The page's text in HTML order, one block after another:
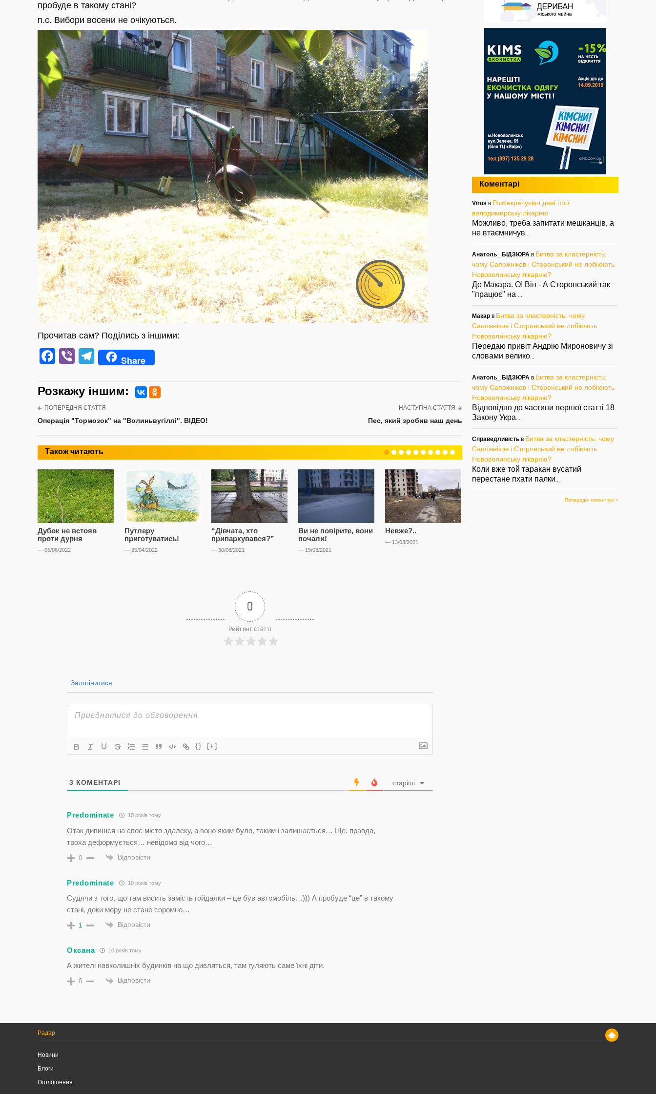
пробуде в такому стані?
п.с. Вибори восени не очікуються.
Прочитав сам? Поділись з іншими:
Facebook
ViberTelegram
Share
Розкажу iншим:
ПОПЕРЕДНЯ СТАТТЯ
Операція "Тормозок" на "Волиньвугіллі". ВІДЕО!
НАСТУПНА СТАТТЯ
Пес, який зробив наш день
Також читають
Дубок не встояв
проти дурня
— 05/06/2022
Путлеру
приготуватись!
— 25/04/2022
“Дівчата, хто
припаркувався?”
— 30/08/2021
Ви не повірите, вони
почали!
— 15/03/2021
Невже?..
— 13/03/2021
0
Рейтинг статті
Залогінитися
{} [+]
3 КОМЕНТАРІ старіші
Predominate 10 років тому
Отак дивишся на своє місто здалеку, а воно яким було, таким і залишається… Ще, правда,
троха деформується… невідомо від чого…
0 Відповісти
Predominate 10 років тому
Судячи з того, що там висить замість гойдалки – це був автомобіль…))) А пробуде “це” в такому
стані, доки меру не стане соромно…
1 Відповісти
Оксана 10 років тому
А жителі навколишніх будинків на що дивляться, там гуляють саме їхні діти.
0 Відповісти
Коментарі
Virus в Розсекречуємо дані про
володимирську лікарню
Можливо, треба запитати мешканців, а
не втаємничув
Анатоль_ БІДЗЮРА в Битва за кластерність:
чому Сапожніков і Сторонський не лобіюють
Нововолинську лікарню?
До Макара. О! Він - А Сторонський так
"працює" на
Макар в Битва за кластерність: чому
Сапожніков і Сторонський не лобіюють
Нововолинську лікарню?
Передаю привіт Андрію Мироновичу зі
словами велико
Анатоль_ БІДЗЮРА в Битва за кластерність:
чому Сапожніков і Сторонський не лобіюють
Нововолинську лікарню?
Відповідно до частини першої статті 18
Закону Укра
Справедливість в Битва за кластерність: чому
Сапожніков і Сторонський не лобіюють
Нововолинську лікарню?
Коли вже той таракан вусатий
перестане пхати палки
Попередні коментарі »
Радар
Новини
Блоги
Оголошення